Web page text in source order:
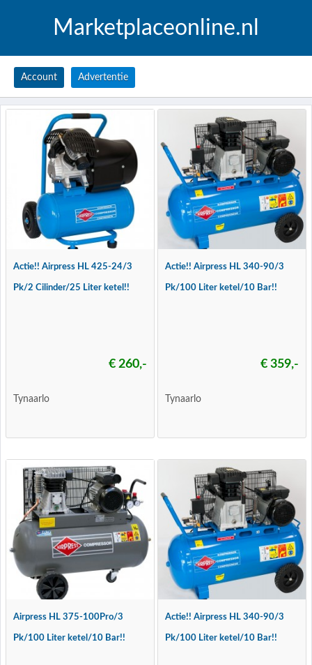
Marketplaceonline.nl
Account Advertentie
Actie!! Airpress HL 425-24/3
Pk/2 Cilinder/25 Liter ketel!!
€ 260,-
Tynaarlo
Actie!! Airpress HL 340-90/3
Pk/100 Liter ketel/10 Bar!!
€ 359,-
Tynaarlo
Airpress HL 375-100Pro/3
Pk/100 Liter ketel/10 Bar!!
Actie!! Airpress HL 340-90/3
Pk/100 Liter ketel/10 Bar!!